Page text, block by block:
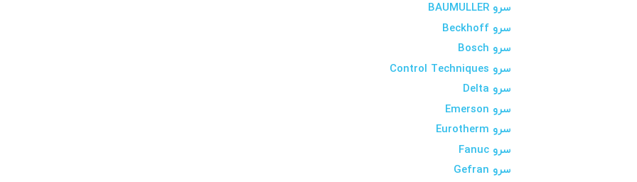
سرو BAUMULLER
سرو Beckhoff
سرو Bosch
سرو Control Techniques
سرو Delta
سرو Emerson
سرو Eurotherm
سرو Fanuc
سرو Gefran